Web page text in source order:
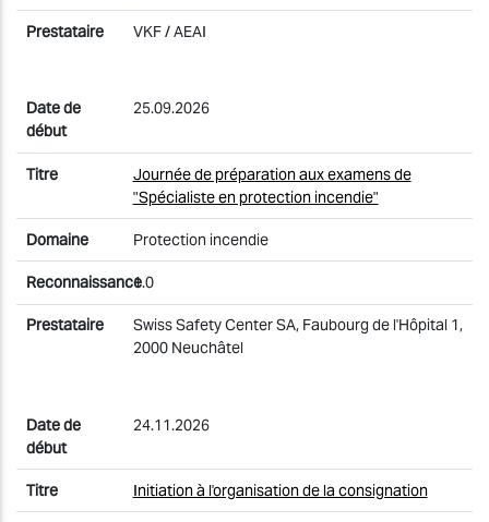
VKF / AEAI
25.09.2026
Journée de préparation aux examens de
"Spécialiste en protection incendie"
Protection incendie
1.0
Swiss Safety Center SA, Faubourg de l'Hôpital 1,
2000 Neuchâtel
24.11.2026
Initiation à l'organisation de la consignation